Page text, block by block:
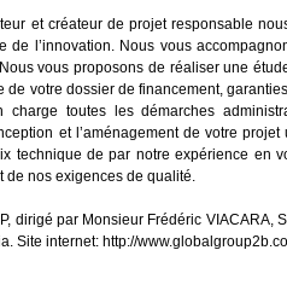
et créateur de projet responsable
de l’innovation. Nous vous
vous proposons de réaliser une
de votre dossier de financement,
toutes les démarches
et l’aménagement de votre
technique de par notre expérience en
de nos exigences de qualité.
dirigé par Monsieur Frédéric VIACARA,
Site internet: http://